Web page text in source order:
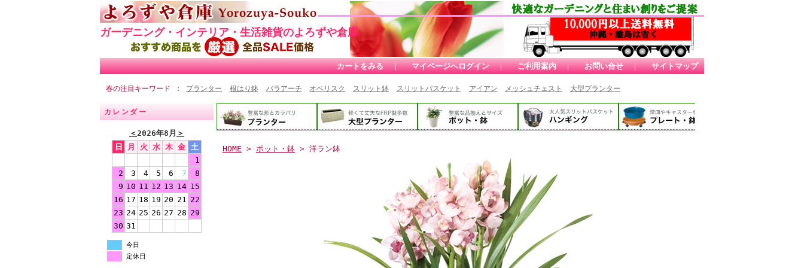
ガーデニング・インテリア・生活雑貨のよろずや倉庫
カートをみる ｜ マイページへログイン ｜ ご利用案内 ｜ お問い合せ ｜ サイトマップ
春の注目キーワード プランター 根はり鉢 バラアーチ オベリスク スリット鉢 スリットバスケット アイアン メッシュチェスト 大型プランター
カレンダー
＜2026年8月 ＞
日
月 火 水 木 金 土
1
2
3 4 5 6 7
8
9 10 11 12 13 14 15
16 17 18 19 20 21 22
23 24 25 26 27 28 29
30 31
今日
定休日
HOME > ポット・鉢 > 洋ラン鉢